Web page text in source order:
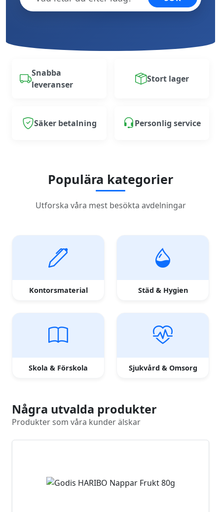
Snabba
leveranser
Stort lager
Säker betalning Personlig service
Populära kategorier
Utforska våra mest besökta avdelningar
Kontorsmaterial Städ & Hygien
Skola & Förskola Sjukvård & Omsorg
Några utvalda produkter
Produkter som våra kunder älskar